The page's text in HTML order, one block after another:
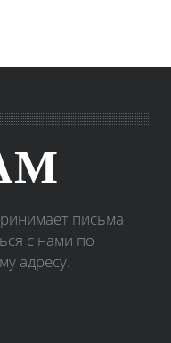
письма
с нами по
адресу.